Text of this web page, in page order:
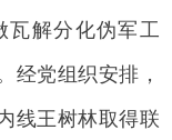
瓦解分化伪军工
经党组织安排，
线王树林取得联